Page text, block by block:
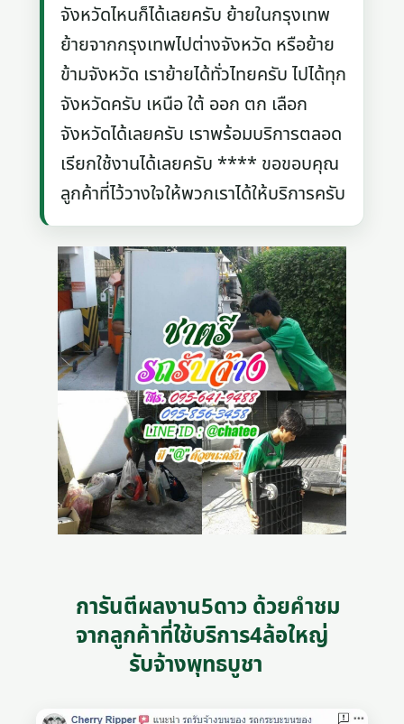
จังหวัดไหนก็ได้เลยครับ ย้ายในกรุงเทพ
ย้ายจากกรุงเทพไปต่างจังหวัด หรือย้าย
ข้ามจังหวัด เราย้ายได้ทั่วไทยครับ ไปได้ทุก
จังหวัดครับ เหนือ ใต้ ออก ตก เลือก
จังหวัดได้เลยครับ เราพร้อมบริการตลอด
เรียกใช้งานได้เลยครับ **** ขอขอบคุณ
ลูกค้าที่ไว้วางใจให้พวกเราได้ให้บริการครับ
การันตีผลงาน5ดาว ด้วยคำชม
จากลูกค้าที่ใช้บริการ4ล้อใหญ่
รับจ้างพุทธบูชา